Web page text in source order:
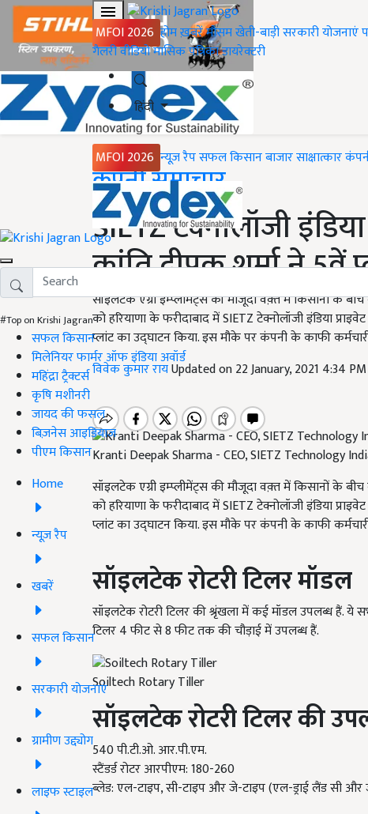
MFOI 2026 होमख़बरेंमौसमखेती-बाड़ीसरकारी योजनाएं
गैलरीवीडियोमासिक पत्रिकाडायरेक्टरी
हिंदी
MFOI 2026 न्यूज़ रैपसफल किसानबाजारसाक्षात्कार
#Top on Krishi Jagran
सफल किसान
मिलेनियर फार्मर ऑफ इंडिया अवॉर्ड
महिंद्रा ट्रैक्टर्स
कृषि मशीनरी
जायद की फसल
बिज़नेस आइडियाज
पीएम किसान
Home
न्यूज़ रैप
खबरें
सफल किसान
सरकारी योजनाएं
ग्रामीण उद्द्योग
लाइफ स्टाइल
Home
कंपनी समाचार
SIETZ टेक्नोलॉजी
क्रांति दीपक शर्मा ने
सॉइलटेक एग्री इम्प्लीमेंट्स की मौजूदा वक़्त में किसानों के
को हरियाणा के फरीदाबाद में SIETZ टेक्नोलॉजी इंडिया
प्लांट का उद्घाटन किया. इस मौके पर कंपनी के काफी
विवेक कुमार रायUpdated on 22 January, 2021 4:34
Kranti Deepak Sharma - CEO, SIETZ Technology
सॉइलटेक एग्री इम्प्लीमेंट्स की मौजूदा वक़्त में किसानों के
को हरियाणा के फरीदाबाद में SIETZ टेक्नोलॉजी इंडिया
प्लांट का उद्घाटन किया. इस मौके पर कंपनी के काफी
सॉइलटेक रोटरी टिलर मॉडल
सॉइलटेक रोटरी टिलर की श्रृंखला में कई मॉडल उपलब्ध हैं. ये सभी
टिलर 4 फीट से 8 फीट तक की चौड़ाई में उपलब्ध हैं.
Soiltech Rotary Tiller
सॉइलटेक रोटरी टिलर की
540 पी.टी.ओ. आर.पी.एम.
स्टैंडर्ड रोटर आरपीएम: 180-260
ब्लेड: एल-टाइप, सी-टाइप और जे-टाइप (एल-ड्राई लैंड सी